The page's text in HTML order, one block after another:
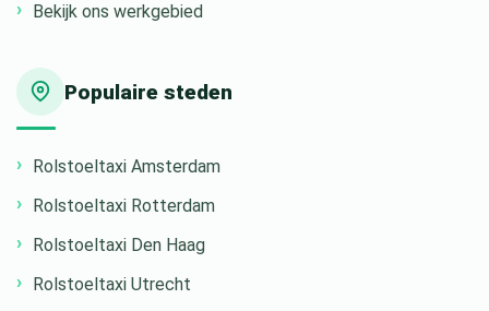
Bekijk ons werkgebied
Populaire steden
Rolstoeltaxi Amsterdam
Rolstoeltaxi Rotterdam
Rolstoeltaxi Den Haag
Rolstoeltaxi Utrecht